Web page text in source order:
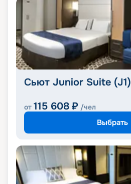
Сьют Junior Suite (J1)
от 115 608 ₽ /чел
Выбрать